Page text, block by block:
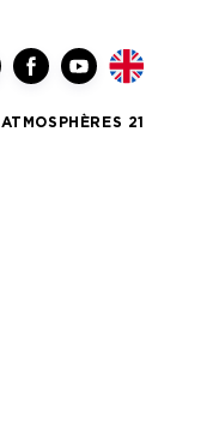
ATMOSPHÈRES 21